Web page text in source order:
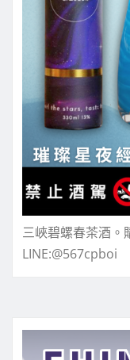
三峽碧螺春茶酒。
LINE:@567cpboi